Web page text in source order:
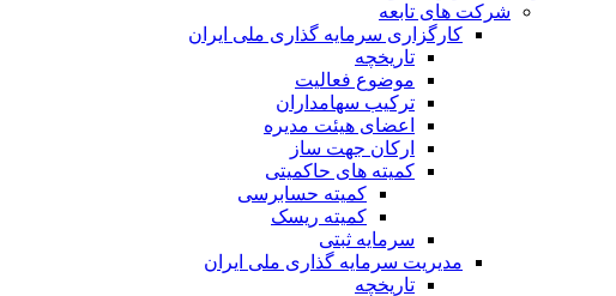
شرکت های تابعه
کارگزاری سرمایه گذاری ملی ایران
تاریخچه
موضوع فعالیت
ترکیب سهامداران
اعضای هیئت مدیره
ارکان جهت ساز
کمیته های حاکمیتی
کمیته حسابرسی
کمیته ریسک
سرمایه ثبتی
مدیریت سرمایه گذاری ملی ایران
تاریخچه